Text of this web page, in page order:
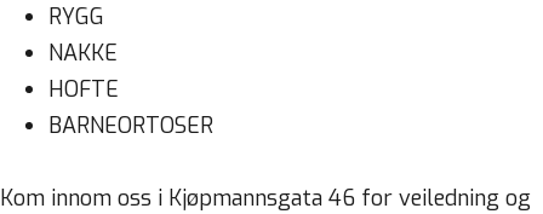
RYGG
NAKKE
HOFTE
BARNEORTOSER
Kom innom oss i Kjøpmannsgata 46 for veiledning og